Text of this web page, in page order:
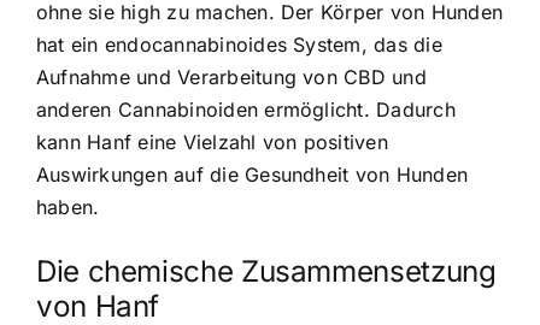
ohne sie high zu machen. Der Körper von Hunden
hat ein endocannabinoides System, das die
Aufnahme und Verarbeitung von CBD und
anderen Cannabinoiden ermöglicht. Dadurch
kann Hanf eine Vielzahl von positiven
Auswirkungen auf die Gesundheit von Hunden
haben.
Die chemische Zusammensetzung
von Hanf